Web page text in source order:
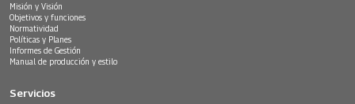
Misión y Visión
Objetivos y funciones
Normatividad
Políticas y Planes
Informes de Gestión
Manual de producción y estilo
Servicios